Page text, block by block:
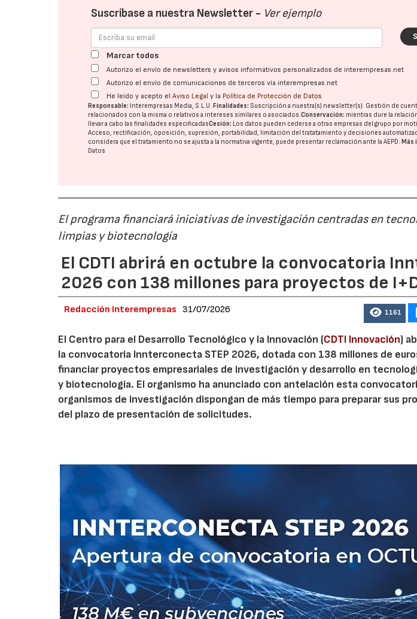
Suscríbase a nuestra Newsletter - Ver ejemplo
Marcar todos
Autorizo el envío de newsletters y avisos informativos personalizados de interempresas.net
Autorizo el envío de comunicaciones de terceros vía interempresas.net
He leído y acepto elAviso Legal y la Política de Protección de Datos
Responsable: Interempresas Media, S.L.U.Finalidades: Suscripción a nuestra(s) newsletter(s). Gestión de
relacionados con la misma o relativos a intereses similares o asociados.Conservación: mientras dure la
llevar a cabo las finalidades especificadasCesión: Los datos pueden cederse a otras empresas del grupo por
Acceso, rectificación, oposición, supresión, portabilidad, limitación del tratatamiento y decisiones
considera que el tratamiento no se ajusta a la normativa vigente, puede presentar reclamación ante laAEPD.Más
Datos
El programa financiará iniciativas de investigación centradas en
limpias y biotecnología
El CDTI abrirá en octubre la convocatoria
2026 con 138 millones para proyectos de
Redacción Interempresas 31/07/2026 1161
El Centro para el Desarrollo Tecnológico y la Innovación (CDTI Innovación)
la convocatoria Innterconecta STEP 2026, dotada con 138 millones de
financiar proyectos empresariales de investigación y desarrollo en
y biotecnología. El organismo ha anunciado con antelación esta
organismos de investigación dispongan de más tiempo para preparar sus
del plazo de presentación de solicitudes.
07/07/2026